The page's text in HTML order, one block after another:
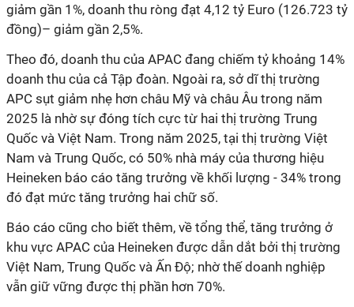
giảm gần 1%, doanh thu ròng đạt 4,12 tỷ Euro (126.723 tỷ
đồng)– giảm gần 2,5%.
Theo đó, doanh thu của APAC đang chiếm tỷ khoảng 14%
doanh thu của cả Tập đoàn. Ngoài ra, sở dĩ thị trường
APC sụt giảm nhẹ hơn châu Mỹ và châu Âu trong năm
2025 là nhờ sự đóng tích cực từ hai thị trường Trung
Quốc và Việt Nam. Trong năm 2025, tại thị trường Việt
Nam và Trung Quốc, có 50% nhà máy của thương hiệu
Heineken báo cáo tăng trưởng về khối lượng - 34% trong
đó đạt mức tăng trưởng hai chữ số.
Báo cáo cũng cho biết thêm, về tổng thể, tăng trưởng ở
khu vực APAC của Heineken được dẫn dắt bởi thị trường
Việt Nam, Trung Quốc và Ấn Độ; nhờ thế doanh nghiệp
vẫn giữ vững được thị phần hơn 70%.